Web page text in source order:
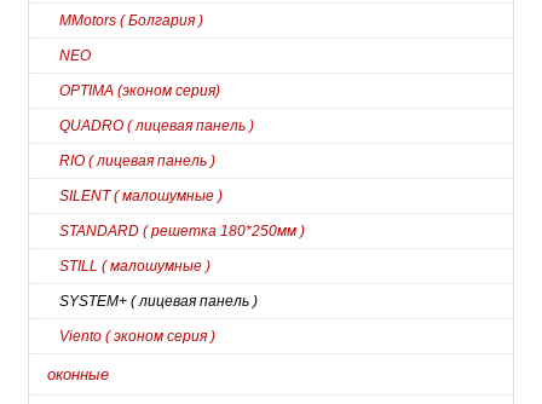
MMotors ( Болгария )
NEO
OPTIMA (эконом серия)
QUADRO ( лицевая панель )
RIO ( лицевая панель )
SILENT ( малошумные )
STANDARD ( решетка 180*250мм )
STILL ( малошумные )
SYSTEM+ ( лицевая панель )
Viento ( эконом серия )
оконные